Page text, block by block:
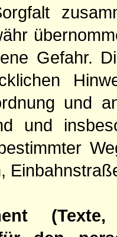
Gefahr.
und
und